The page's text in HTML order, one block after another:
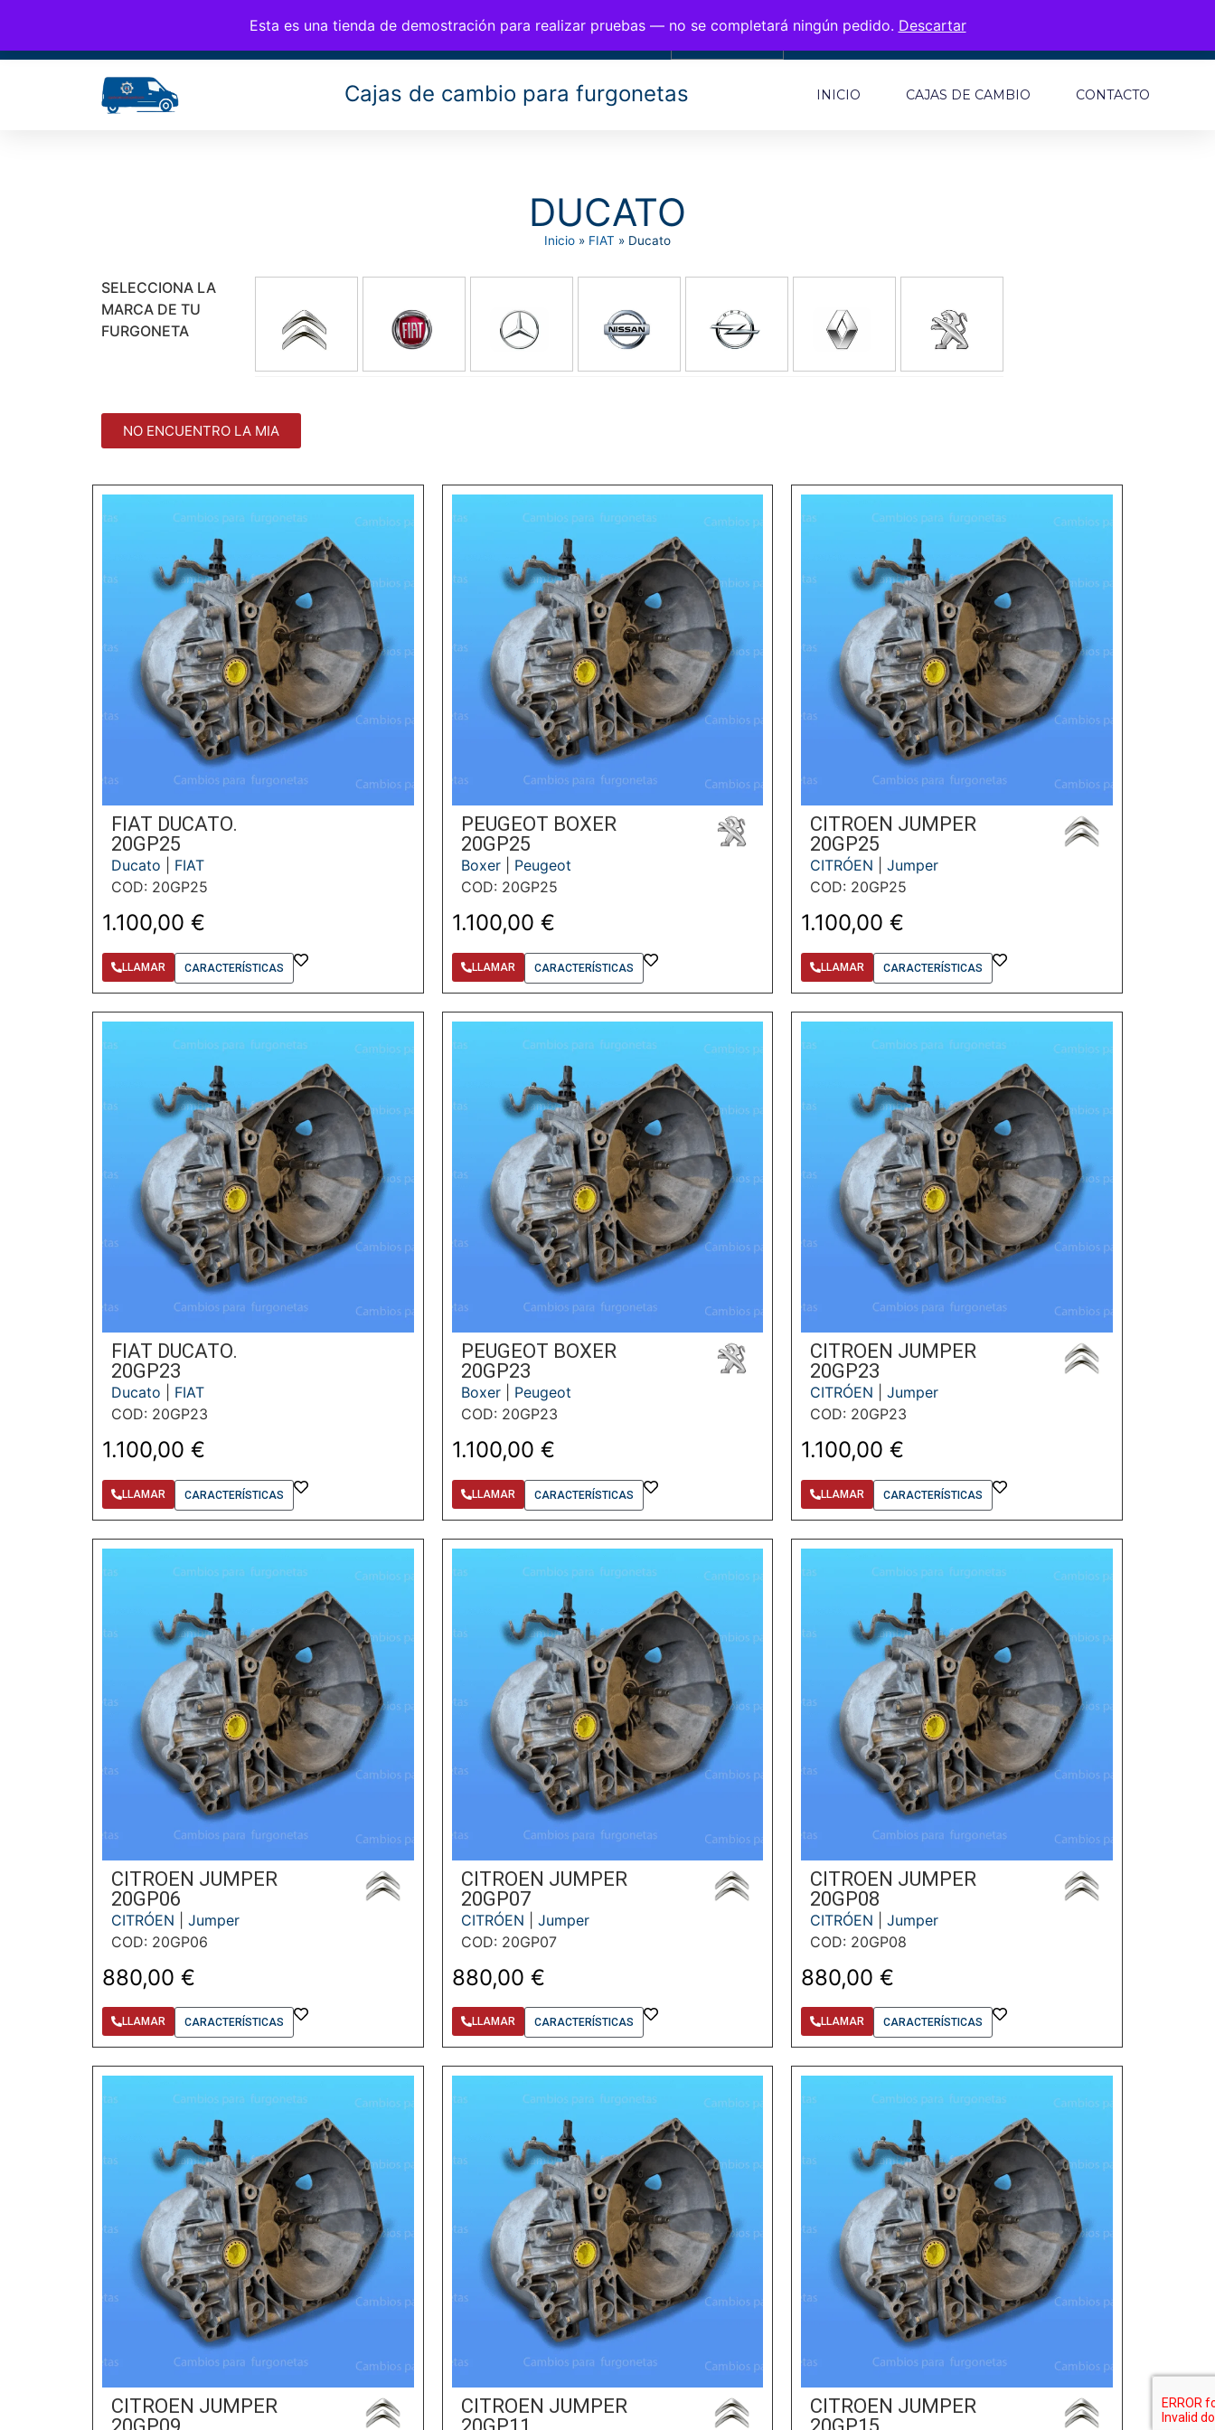
Esta es una tienda de demostración para realizar pruebas — no se completará ningún pedido. Descartar
info@cambiosfurgo.com CAMBIOS PARA FURGONETAS
0,00€
Cajas de cambio para furgonetas INICIO CAJAS DE CAMBIO CONTACTO
DUCATO
Inicio » FIAT » Ducato
SELECCIONA LA
MARCA DE TU
FURGONETA
NO ENCUENTRO LA MIA
FIAT DUCATO.
20GP25
Ducato
FIAT
COD: 20GP25
1.100,00 €
LLAMAR CARACTERÍSTICAS
PEUGEOT BOXER
20GP25
Boxer| Peugeot
COD: 20GP25
1.100,00 €
LLAMAR CARACTERÍSTICAS
CITROEN JUMPER
20GP25
CITRÓEN |Jumper
COD: 20GP25
1.100,00€
LLAMAR CARACTERÍSTICAS
FIAT DUCATO.
20GP23
Ducato
FIAT
COD: 20GP23
1.100,00 €
LLAMAR CARACTERÍSTICAS
PEUGEOT BOXER
20GP23
Boxer| Peugeot
COD: 20GP23
1.100,00 €
LLAMAR CARACTERÍSTICAS
CITROEN JUMPER
20GP23
CITRÓEN |Jumper
COD: 20GP23
1.100,00€
LLAMAR CARACTERÍSTICAS
CITROEN JUMPER
20GP06
CITRÓEN
Jumper
COD: 20GP06
880,00 €
LLAMAR CARACTERÍSTICAS
CITROEN JUMPER
20GP07
CITRÓEN
Jumper
COD: 20GP07
880,00 €
LLAMAR CARACTERÍSTICAS
CITROEN JUMPER
20GP08
CITRÓEN |Jumper
COD: 20GP08
880,00€
LLAMAR CARACTERÍSTICAS
CITROEN JUMPER
CITROEN JUMPER
CITROEN JUMPER